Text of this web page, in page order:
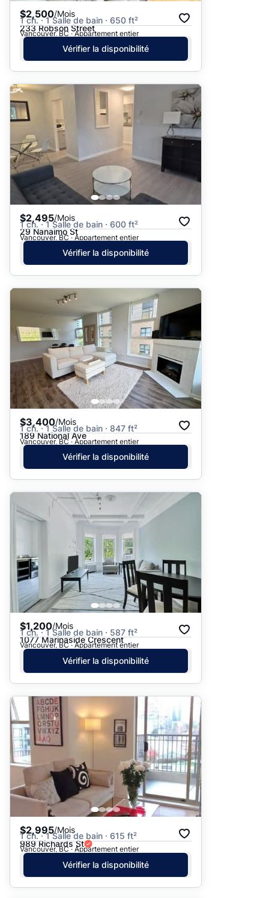
$2,500/Mois
1 ch. · 1 Salle de bain · 650 ft²
233 Robson Street
Vancouver, BC · Appartement entier
Vérifier la disponibilité
$2,495/Mois
1 ch. · 1 Salle de bain · 600 ft²
29 Nanaimo St
Vancouver, BC · Appartement entier
Vérifier la disponibilité
$3,400/Mois
1 ch. · 1 Salle de bain · 847 ft²
189 National Ave
Vancouver, BC · Appartement entier
Vérifier la disponibilité
$1,200/Mois
1 ch. · 1 Salle de bain · 587 ft²
1077 Marinaside Crescent
Vancouver, BC · Appartement entier
Vérifier la disponibilité
$2,995/Mois
1 ch. · 1 Salle de bain · 615 ft²
989 Richards St
Vancouver, BC · Appartement entier
Vérifier la disponibilité